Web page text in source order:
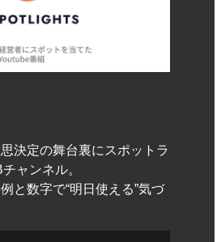
決定の舞台裏にスポットラ
ャンネル。
と数字で“明日使える”気づ